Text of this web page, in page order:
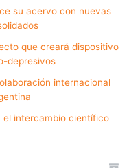
su acervo con nuevas
que creará dispositivo
depresivos
internacional
el intercambio científico